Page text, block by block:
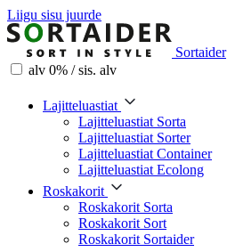
Liigu sisu juurde
Sortaider
alv 0% / sis. alv
Lajitteluastiat
Lajitteluastiat Sorta
Lajitteluastiat Sorter
Lajitteluastiat Container
Lajitteluastiat Ecolong
Roskakorit
Roskakorit Sorta
Roskakorit Sort
Roskakorit Sortaider